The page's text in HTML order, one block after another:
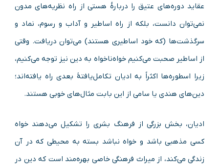
عقاید دوره‌های عتیق را دربارهٔ هستی از راه نظریه‌های مدون
نمی‌توان دانست، بلکه از راه اساطیر و آداب و رسوم، نماد و
سرگذشت‌ها (که خود اساطیری هستند) می‌توان دریافت. وقتی
از اساطیر صحبت می‌کنیم خواه‌ناخواه به دین نیز توجه می‌کنیم،
زیرا اسطوره‌ها اکثراً به ادیان تکامل‌یافتهٔ بعدی راه یافته‌اند؛
دین‌های هندی یا سامی از این بابت مثال‌های خوبی هستند.
ادیان، بخش بزرگی از فرهنگ بشری را تشکیل می‌دهند خواه
کسی مذهبی باشد و خواه نباشد بسته به محیطی که در آن
زندگی می‌کند، از میراث فرهنگی خاصی بهره‌مند است که دین در